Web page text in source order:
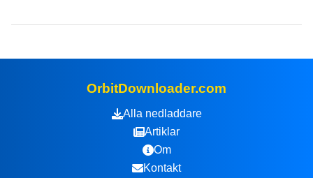
OrbitDownloader.com
Alla nedladdare
Artiklar
Om
Kontakt